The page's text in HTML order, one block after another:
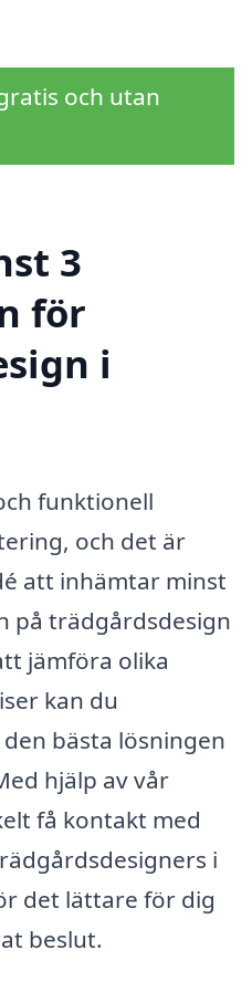
och utan
3
för
i
funktionell
och det är
att inhämtar minst
på trädgårdsdesign
jämföra olika
kan du
bästa lösningen
hjälp av vår
få kontakt med
i
det lättare för dig
beslut.